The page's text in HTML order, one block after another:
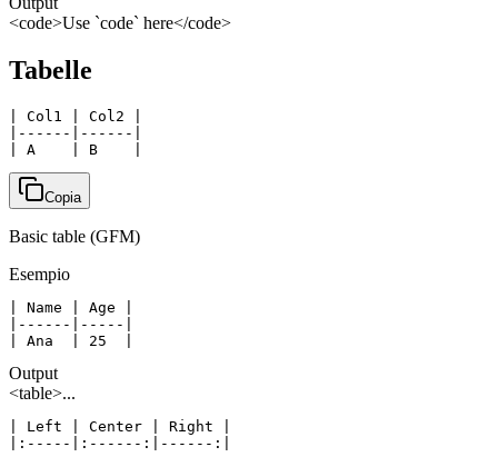
<code>Use `code` here</code>
Tabelle
| Col1 | Col2 |
|------|------|
| A    | B    |
Copia
Basic table (GFM)
Esempio
| Name | Age |
|------|-----|
| Ana  | 25  |
Output
<table>...
| Left | Center | Right |
|:-----|:------:|------:|